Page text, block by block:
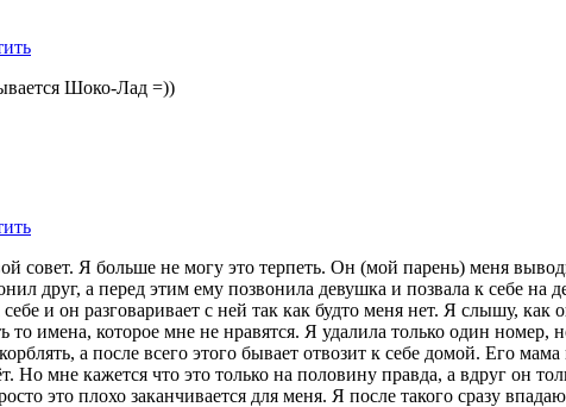
Шоко-Лад =))
совет. Я больше не могу это терпеть. Он (мой парень) меня
друг, а перед этим ему позвонила девушка и позвала к себе
и он разговаривает с ней так как будто меня нет. Я слышу,
то имена, которое мне не нравятся. Я удалила только один
а после всего этого бывает отвозит к себе домой. Его
Но мне кажется что это только на половину правда, а вдруг он
это плохо заканчивается для меня. Я после такого сразу